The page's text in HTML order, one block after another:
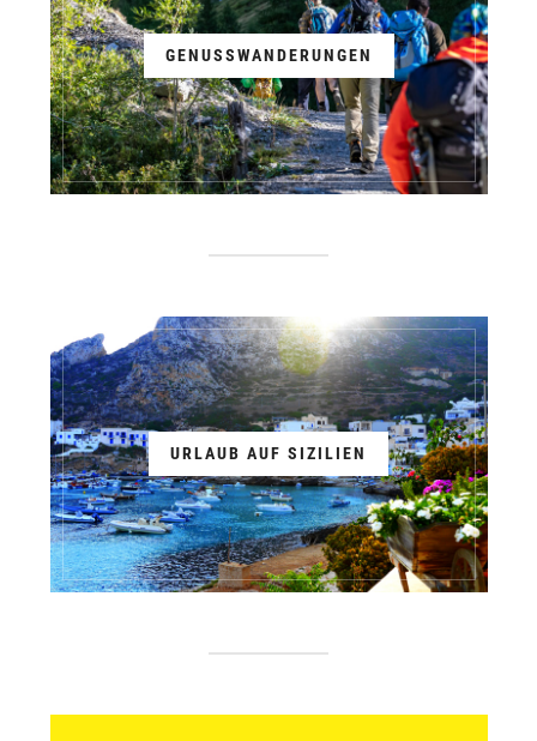
GENUSSWANDERUNGEN
URLAUB AUF SIZILIEN